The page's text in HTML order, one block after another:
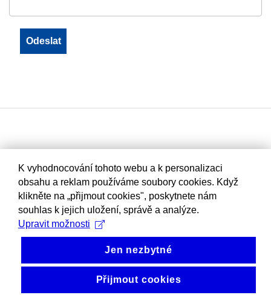
K vyhodnocování tohoto webu a k personalizaci
obsahu a reklam používáme soubory cookies. Když
klikněte na „přijmout cookies", poskytnete nám
souhlas k jejich uložení, správě a analýze.
Upravit možnosti
Jen nezbytné
Přijmout cookies